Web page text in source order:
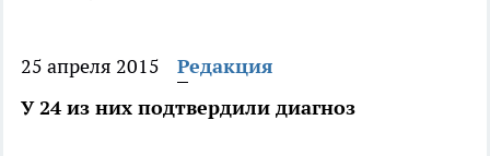
25 апреля 2015
Редакция
У 24 из них подтвердили диагноз